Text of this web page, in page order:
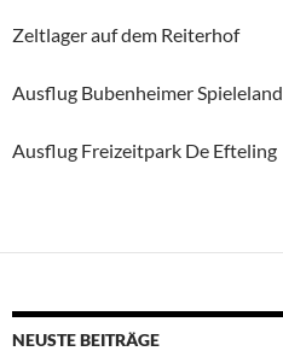
Zeltlager auf dem Reiterhof
Ausflug Bubenheimer Spieleland
Ausflug Freizeitpark De Efteling
NEUSTE BEITRÄGE